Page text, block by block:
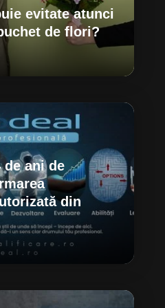
evitate atunci
de flori?
ani de
din